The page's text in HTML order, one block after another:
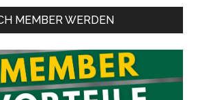
MEMBER WERDEN